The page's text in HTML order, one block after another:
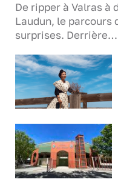
De ripper à Valras à
Laudun, le parcours
surprises. Derrière…